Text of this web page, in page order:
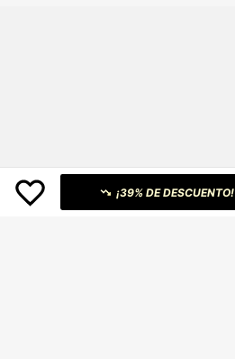
¡39% DE DESCUENTO!